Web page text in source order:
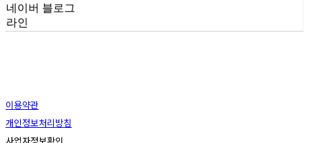
네이버 블로그
라인
이용약관
개인정보처리방침
사업자정보확인